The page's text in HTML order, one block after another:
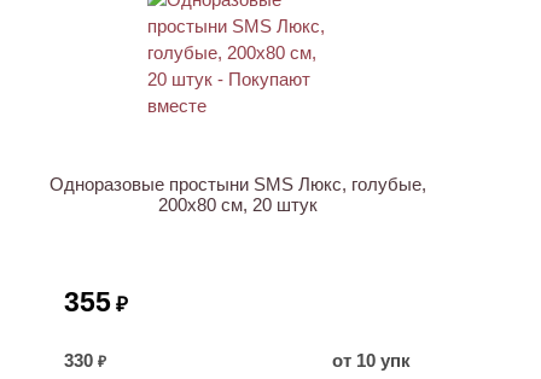
Одноразовые простыни SMS Люкс, голубые,
200х80 см, 20 штук
355 ₽
330 ₽
от 10 упк